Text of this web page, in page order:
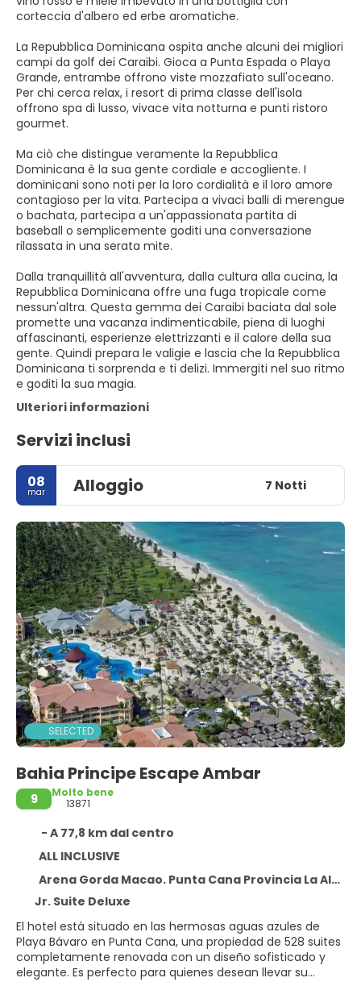
corteccia d'albero ed erbe aromatiche.
La Repubblica Dominicana ospita anche alcuni dei migliori
campi da golf dei Caraibi. Gioca a Punta Espada o Playa
Grande, entrambe offrono viste mozzafiato sull'oceano.
Per chi cerca relax, i resort di prima classe dell'isola
offrono spa di lusso, vivace vita notturna e punti ristoro
gourmet.
Ma ciò che distingue veramente la Repubblica
Dominicana è la sua gente cordiale e accogliente. I
dominicani sono noti per la loro cordialità e il loro amore
contagioso per la vita. Partecipa a vivaci balli di merengue
o bachata, partecipa a un'appassionata partita di
baseball o semplicemente goditi una conversazione
rilassata in una serata mite.
Dalla tranquillità all'avventura, dalla cultura alla cucina, la
Repubblica Dominicana offre una fuga tropicale come
nessun'altra. Questa gemma dei Caraibi baciata dal sole
promette una vacanza indimenticabile, piena di luoghi
affascinanti, esperienze elettrizzanti e il calore della sua
gente. Quindi prepara le valigie e lascia che la Repubblica
Dominicana ti sorprenda e ti delizi. Immergiti nel suo ritmo
e goditi la sua magia.
Ulteriori informazioni
Servizi inclusi
08
mar Alloggio 7 Notti
SELECTED
Bahia Principe Escape Ambar
9
Molto bene
13871
- A 77,8 km dal centro
ALL INCLUSIVE
Arena Gorda Macao. Punta Cana Provincia La Altagracia. Dominican Republic.,
Jr. Suite Deluxe
El hotel está situado en las hermosas aguas azules de
Playa Bávaro en Punta Cana, una propiedad de 528 suites
completamente renovada con un diseño sofisticado y
elegante. Es perfecto para quienes desean llevar su